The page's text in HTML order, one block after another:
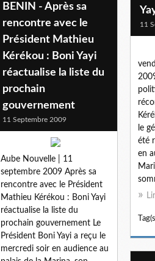
11
le
été
en
BENIN - Après sa
rencontre avec le
Président Mathieu
Kérékou : Boni Yayi
réactualise la liste du
prochain
gouvernement
11 Septembre 2009
Aube Nouvelle | 11
septembre 2009 Après sa
rencontre avec le Président
Mathieu Kérékou : Boni Yayi
réactualise la liste du
prochain gouvernement Le
Président Boni Yayi a reçu le
mercredi soir en audience au